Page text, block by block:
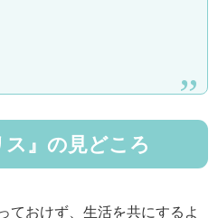
ス』の見どころ
ておけず、生活を共にするよ